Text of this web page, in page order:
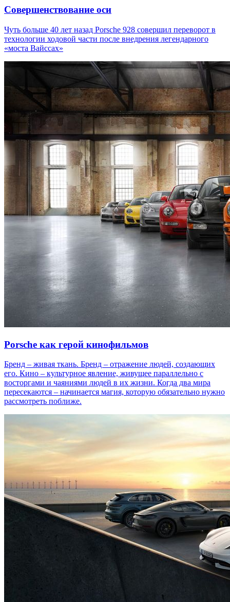
Совершенствование оси
Чуть больше 40 лет назад Porsche 928 совершил переворот в
технологии ходовой части после внедрения легендарного
«моста Вайссах»
Porsche как герой кинофильмов
Бренд – живая ткань. Бренд – отражение людей, создающих
его. Кино – культурное явление, живущее параллельно с
восторгами и чаяниями людей в их жизни. Когда два мира
пересекаются – начинается магия, которую обязательно нужно
рассмотреть поближе.